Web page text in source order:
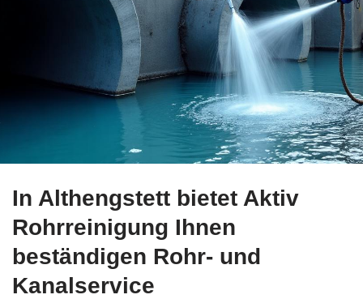
In Althengstett bietet Aktiv
Rohrreinigung Ihnen
beständigen Rohr- und
Kanalservice